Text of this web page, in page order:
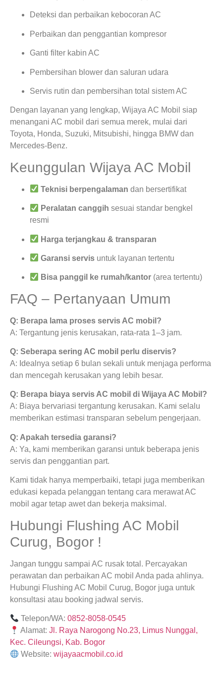
Deteksi dan perbaikan kebocoran AC
Perbaikan dan penggantian kompresor
Ganti filter kabin AC
Pembersihan blower dan saluran udara
Servis rutin dan pembersihan total sistem AC
Dengan layanan yang lengkap, Wijaya AC Mobil siap
menangani AC mobil dari semua merek, mulai dari
Toyota, Honda, Suzuki, Mitsubishi, hingga BMW dan
Mercedes-Benz.
Keunggulan Wijaya AC Mobil
Teknisi berpengalaman dan bersertifikat
Peralatan canggih sesuai standar bengkel
resmi
Harga terjangkau & transparan
Garansi servis untuk layanan tertentu
Bisa panggil ke rumah/kantor (area tertentu)
FAQ – Pertanyaan Umum
Q: Berapa lama proses servis AC mobil?
A: Tergantung jenis kerusakan, rata-rata 1–3 jam.
Q: Seberapa sering AC mobil perlu diservis?
A: Idealnya setiap 6 bulan sekali untuk menjaga performa
dan mencegah kerusakan yang lebih besar.
Q: Berapa biaya servis AC mobil di Wijaya AC Mobil?
A: Biaya bervariasi tergantung kerusakan. Kami selalu
memberikan estimasi transparan sebelum pengerjaan.
Q: Apakah tersedia garansi?
A: Ya, kami memberikan garansi untuk beberapa jenis
servis dan penggantian part.
Kami tidak hanya memperbaiki, tetapi juga memberikan
edukasi kepada pelanggan tentang cara merawat AC
mobil agar tetap awet dan bekerja maksimal.
Hubungi Flushing AC Mobil
Curug, Bogor !
Jangan tunggu sampai AC rusak total. Percayakan
perawatan dan perbaikan AC mobil Anda pada ahlinya.
Hubungi Flushing AC Mobil Curug, Bogor juga untuk
konsultasi atau booking jadwal servis.
Telepon/WA:0852-8058-0545
Alamat:Jl. Raya Narogong No.23, Limus Nunggal,
Kec. Cileungsi, Kab. Bogor
Website:wijayaacmobil.co.id